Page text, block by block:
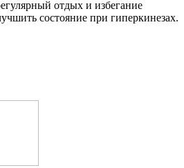
отдых и избегание
состояние при гиперкинезах.